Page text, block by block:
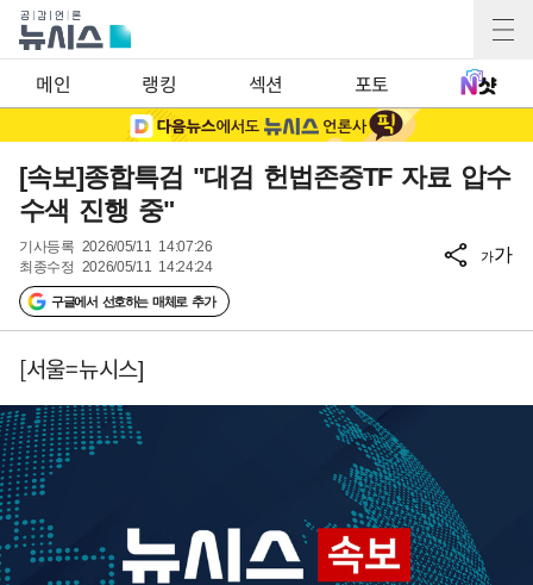
메인 랭킹 섹션 포토
[속보]종합특검 "대검 헌법존중TF 자료 압수
수색 진행 중"
기사등록 2026/05/11 14:07:26
최종수정 2026/05/11 14:24:24
구글에서 선호하는 매체로 추가
가가
[서울=뉴시스]